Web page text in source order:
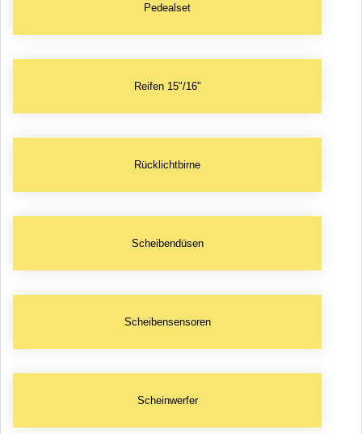
Pedealset
Reifen 15"/16"
Rücklichtbirne
Scheibendüsen
Scheibensensoren
Scheinwerfer